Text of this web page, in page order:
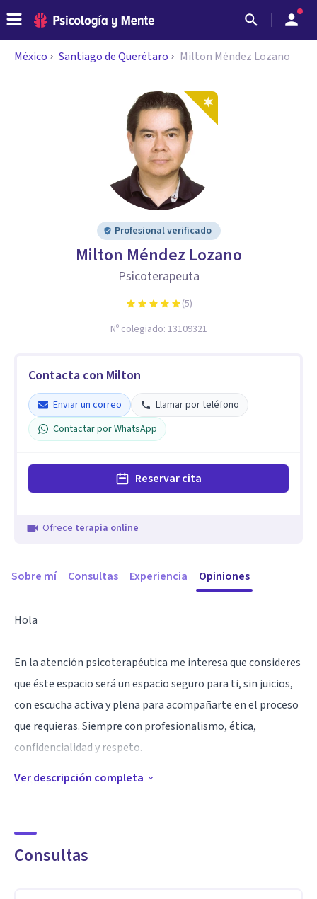
México Santiago de Querétaro Milton Méndez Lozano
Profesional verificado
Milton Méndez Lozano
Psicoterapeuta
(5)
Nº colegiado: 13109321
Contacta con Milton
Enviar un correo
Llamar por teléfono
Contactar por WhatsApp
Reservar cita
Ofrece terapia online
Sobre mí Consultas Experiencia Opiniones
Hola
En la atención psicoterapéutica me interesa que consideres
que éste espacio será un espacio seguro para ti, sin juicios,
con escucha activa y plena para acompañarte en el proceso
que requieras. Siempre con profesionalismo, ética,
confidencialidad y respeto.
Especialidad
especialidad en Terapia de Parejas con método Gottman,
que es el método con mayor grado de efectividad. Cuento
Ver descripción completa
Consultas